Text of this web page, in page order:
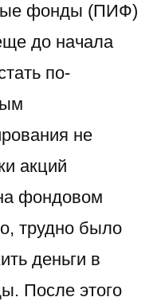
фонды (ПИФ)
до начала
по-
не
акций
фондовом
трудно было
деньги в
После этого